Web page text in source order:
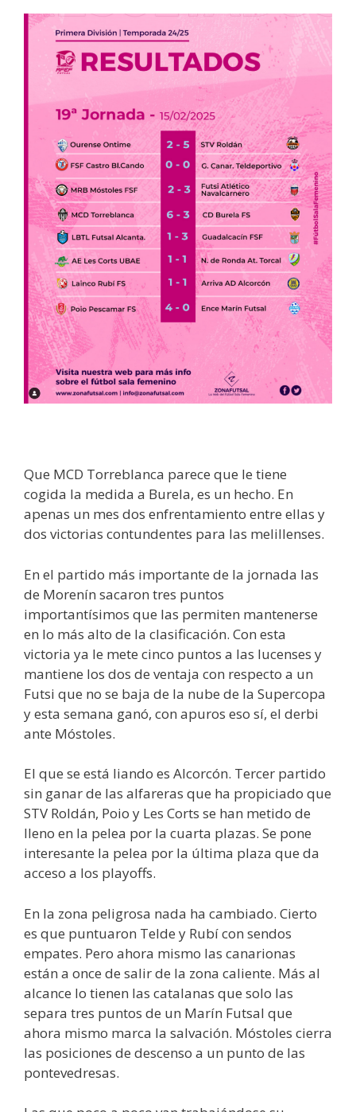
Que MCD Torreblanca parece que le tiene
cogida la medida a Burela, es un hecho. En
apenas un mes dos enfrentamiento entre ellas y
dos victorias contundentes para las melillenses.
En el partido más importante de la jornada las
de Morenín sacaron tres puntos
importantísimos que las permiten mantenerse
en lo más alto de la clasificación. Con esta
victoria ya le mete cinco puntos a las lucenses y
mantiene los dos de ventaja con respecto a un
Futsi que no se baja de la nube de la Supercopa
y esta semana ganó, con apuros eso sí, el derbi
ante Móstoles.
El que se está liando es Alcorcón. Tercer partido
sin ganar de las alfareras que ha propiciado que
STV Roldán, Poio y Les Corts se han metido de
lleno en la pelea por la cuarta plazas. Se pone
interesante la pelea por la última plaza que da
acceso a los playoffs.
En la zona peligrosa nada ha cambiado. Cierto
es que puntuaron Telde y Rubí con sendos
empates. Pero ahora mismo las canarionas
están a once de salir de la zona caliente. Más al
alcance lo tienen las catalanas que solo las
separa tres puntos de un Marín Futsal que
ahora mismo marca la salvación. Móstoles cierra
las posiciones de descenso a un punto de las
pontevedresas.